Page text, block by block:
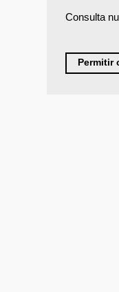
Consulta
Permitir